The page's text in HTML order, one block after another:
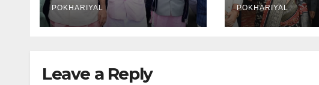
POKHARIYAL POKHARIYAL
Leave a Reply